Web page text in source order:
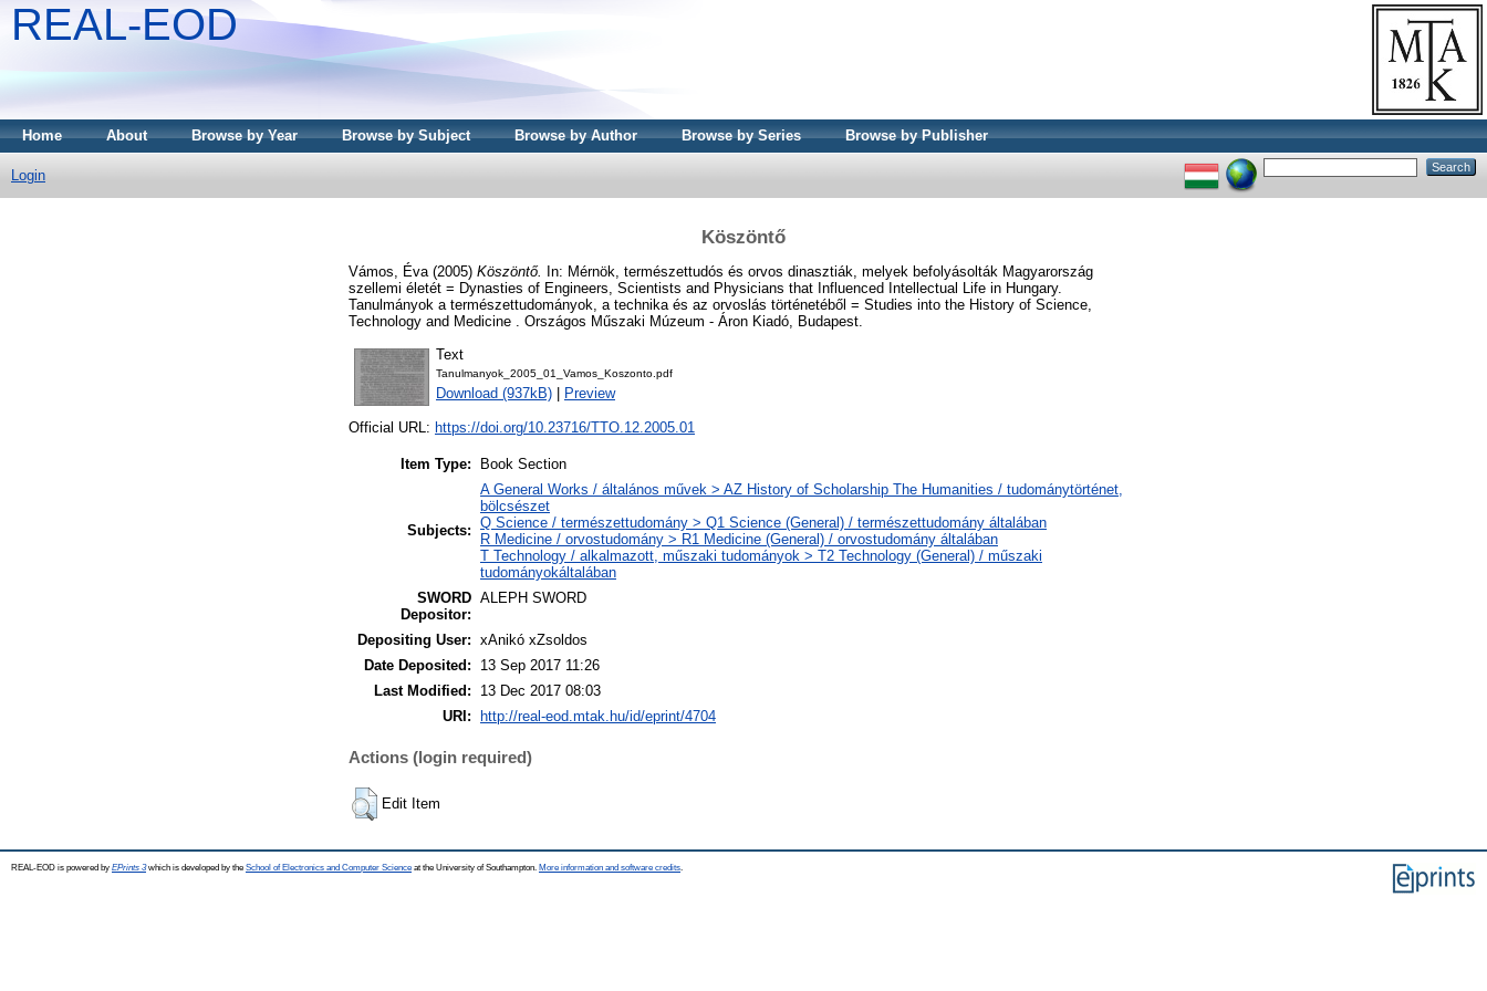
REAL-EOD
Home About Browse by Year Browse by Subject Browse by Author Browse by Series Browse by Publisher
Login
Köszöntő
Vámos, Éva (2005) Köszöntő. In: Mérnök, természettudós és orvos dinasztiák, melyek befolyásolták Magyarország
szellemi életét = Dynasties of Engineers, Scientists and Physicians that Influenced Intellectual Life in Hungary.
Tanulmányok a természettudományok, a technika és az orvoslás történetéből = Studies into the History of Science,
Technology and Medicine . Országos Műszaki Múzeum - Áron Kiadó, Budapest.
Text
Tanulmanyok_2005_01_Vamos_Koszonto.pdf
Download (937kB) Preview
Official URL: https://doi.org/10.23716/TTO.12.2005.01
Item Type: Book Section
Subjects:
A General Works / általános művek > AZ History of Scholarship The Humanities / tudománytörténet,
bölcsészet
Q Science / természettudomány > Q1 Science (General) / természettudomány általában
R Medicine / orvostudomány > R1 Medicine (General) / orvostudomány általában
T Technology / alkalmazott, műszaki tudományok > T2 Technology (General) / műszaki
tudományokáltalában
SWORD
Depositor:
ALEPH SWORD
Depositing User: xAnikó xZsoldos
Date Deposited:
13 Sep 2017 11:26
Last Modified:
13 Dec 2017 08:03
URI:
http://real-eod.mtak.hu/id/eprint/4704
Actions (login required)
Edit Item
REAL-EOD is powered by EPrints 3which is developed by the School of Electronics and Computer Science at the University of Southampton. More information and software credits